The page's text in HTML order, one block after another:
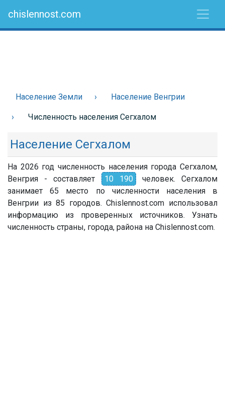
chislennost.com
Население Земли Население Венгрии
Численность населения Сегхалом
Население Сегхалом
На 2026 год численность населения города Сегхалом,
Венгрия - составляет
10 190 человек. Сегхалом
занимает 65 место по численности населения в
Венгрии из 85 городов. Chislennost.com использовал
информацию из проверенных источников. Узнать
численность страны, города, района на Chislennost.com.